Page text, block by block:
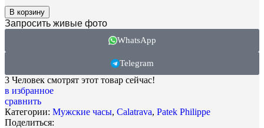
В корзину
Запросить живые фото
WhatsApp
Telegram
3 Человек смотрят этот товар сейчас!
в избранное
сравнить
Категории: Мужские часы, Calatrava, Patek Philippe
Поделиться: